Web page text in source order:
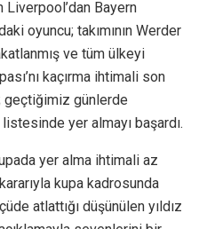
Liverpool’dan Bayern
oyuncu; takımının Werder
ve tüm ülkeyi
kaçırma ihtimali son
geçtiğimiz günlerde
yer almayı başardı.
yer alma ihtimali az
kupa kadrosunda
atlattığı düşünülen yıldız